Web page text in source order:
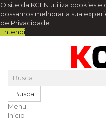
O site da KCEN utiliza cookies
possamos melhorar a sua
de Privacidade
Entendi
Busca
Menu
Início